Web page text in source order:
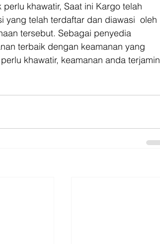
khawatir, Saat ini Kargo telah
telah terdaftar dan diawasi  oleh
tersebut. Sebagai penyedia
terbaik dengan keamanan yang
khawatir, keamanan anda terjamin